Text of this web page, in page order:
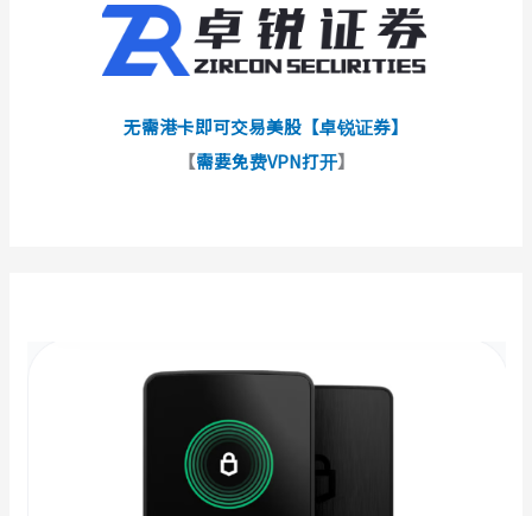
无需港卡即可交易美股【卓锐证券】
【需要免费VPN打开】